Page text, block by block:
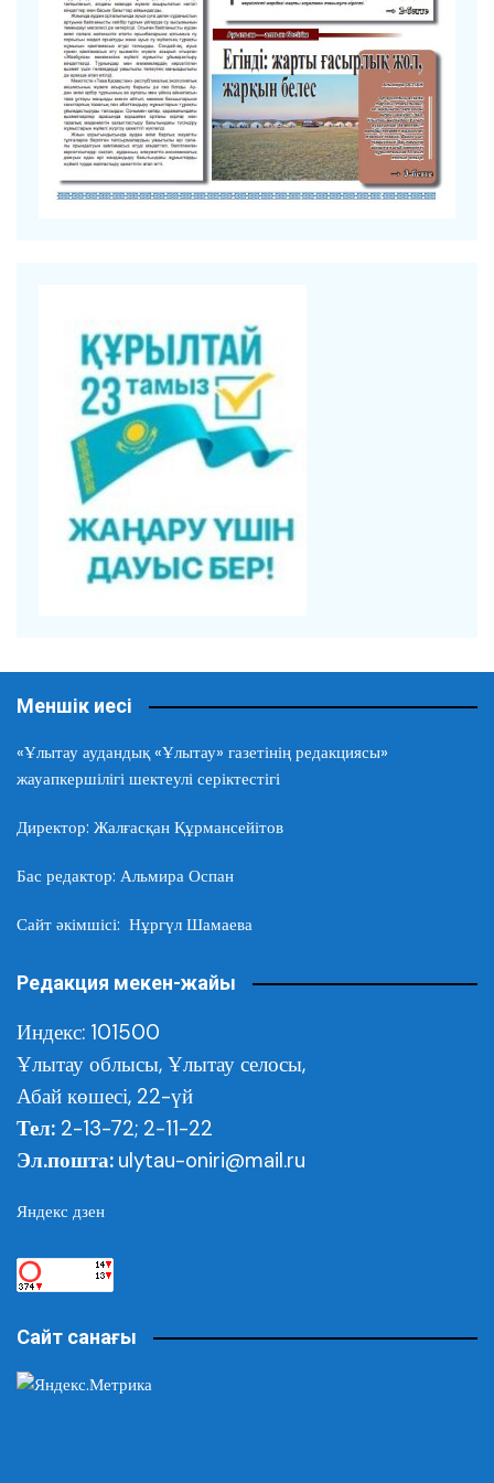
Меншік иесі
«Ұлытау аудандық «Ұлытау» газетінің редакциясы»
жауапкершілігі шектеулі серіктестігі
Директор: Жалғасқан Құрмансейітов
Бас редактор: Альмира Оспан
Сайт әкімшісі: Нұргүл Шамаева
Редакция мекен-жайы
Индекс: 101500
Ұлытау облысы, Ұлытау селосы,
Абай көшесі, 22-үй
Тел: 2-13-72; 2-11-22
Эл.пошта: ulytau-oniri@mail.ru
Яндекс дзен
Сайт санағы